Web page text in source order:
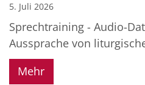
5. Juli 2026
Sprechtraining - Audio-
Aussprache von
Mehr